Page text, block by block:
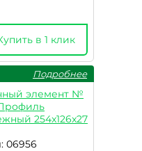
в 1 клик
Подробнее
элемент №
254x126x27
06956